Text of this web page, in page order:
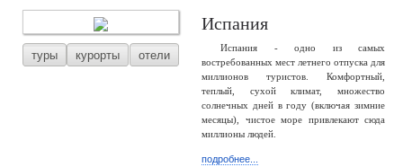
туры курорты отели
Испания
Испания - одно из самых
востребованных мест летнего отпуска для
миллионов туристов. Комфортный,
теплый, сухой климат, множество
солнечных дней в году (включая зимние
месяцы), чистое море привлекают сюда
миллионы людей.
подробнее...